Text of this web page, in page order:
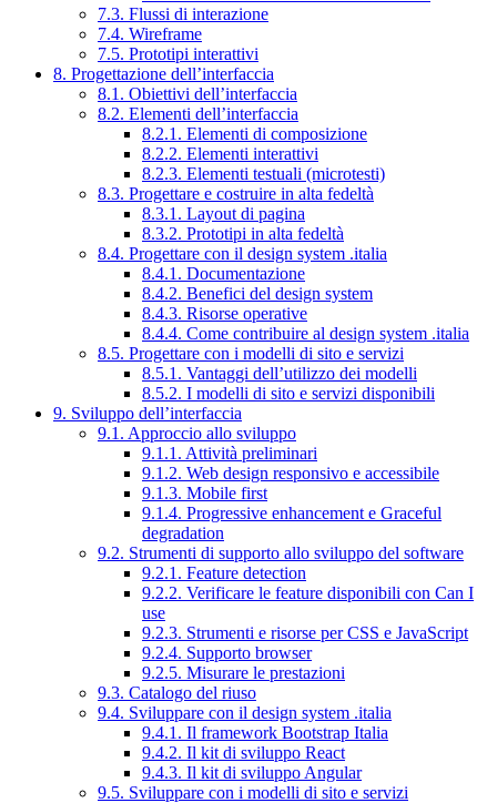
7.3. Flussi di interazione
7.4. Wireframe
7.5. Prototipi interattivi
8. Progettazione dell’interfaccia
8.1. Obiettivi dell’interfaccia
8.2. Elementi dell’interfaccia
8.2.1. Elementi di composizione
8.2.2. Elementi interattivi
8.2.3. Elementi testuali (microtesti)
8.3. Progettare e costruire in alta fedeltà
8.3.1. Layout di pagina
8.3.2. Prototipi in alta fedeltà
8.4. Progettare con il design system .italia
8.4.1. Documentazione
8.4.2. Benefici del design system
8.4.3. Risorse operative
8.4.4. Come contribuire al design system .italia
8.5. Progettare con i modelli di sito e servizi
8.5.1. Vantaggi dell’utilizzo dei modelli
8.5.2. I modelli di sito e servizi disponibili
9. Sviluppo dell’interfaccia
9.1. Approccio allo sviluppo
9.1.1. Attività preliminari
9.1.2. Web design responsivo e accessibile
9.1.3. Mobile first
9.1.4. Progressive enhancement e Graceful
degradation
9.2. Strumenti di supporto allo sviluppo del software
9.2.1. Feature detection
9.2.2. Verificare le feature disponibili con Can I
use
9.2.3. Strumenti e risorse per CSS e JavaScript
9.2.4. Supporto browser
9.2.5. Misurare le prestazioni
9.3. Catalogo del riuso
9.4. Sviluppare con il design system .italia
9.4.1. Il framework Bootstrap Italia
9.4.2. Il kit di sviluppo React
9.4.3. Il kit di sviluppo Angular
9.5. Sviluppare con i modelli di sito e servizi